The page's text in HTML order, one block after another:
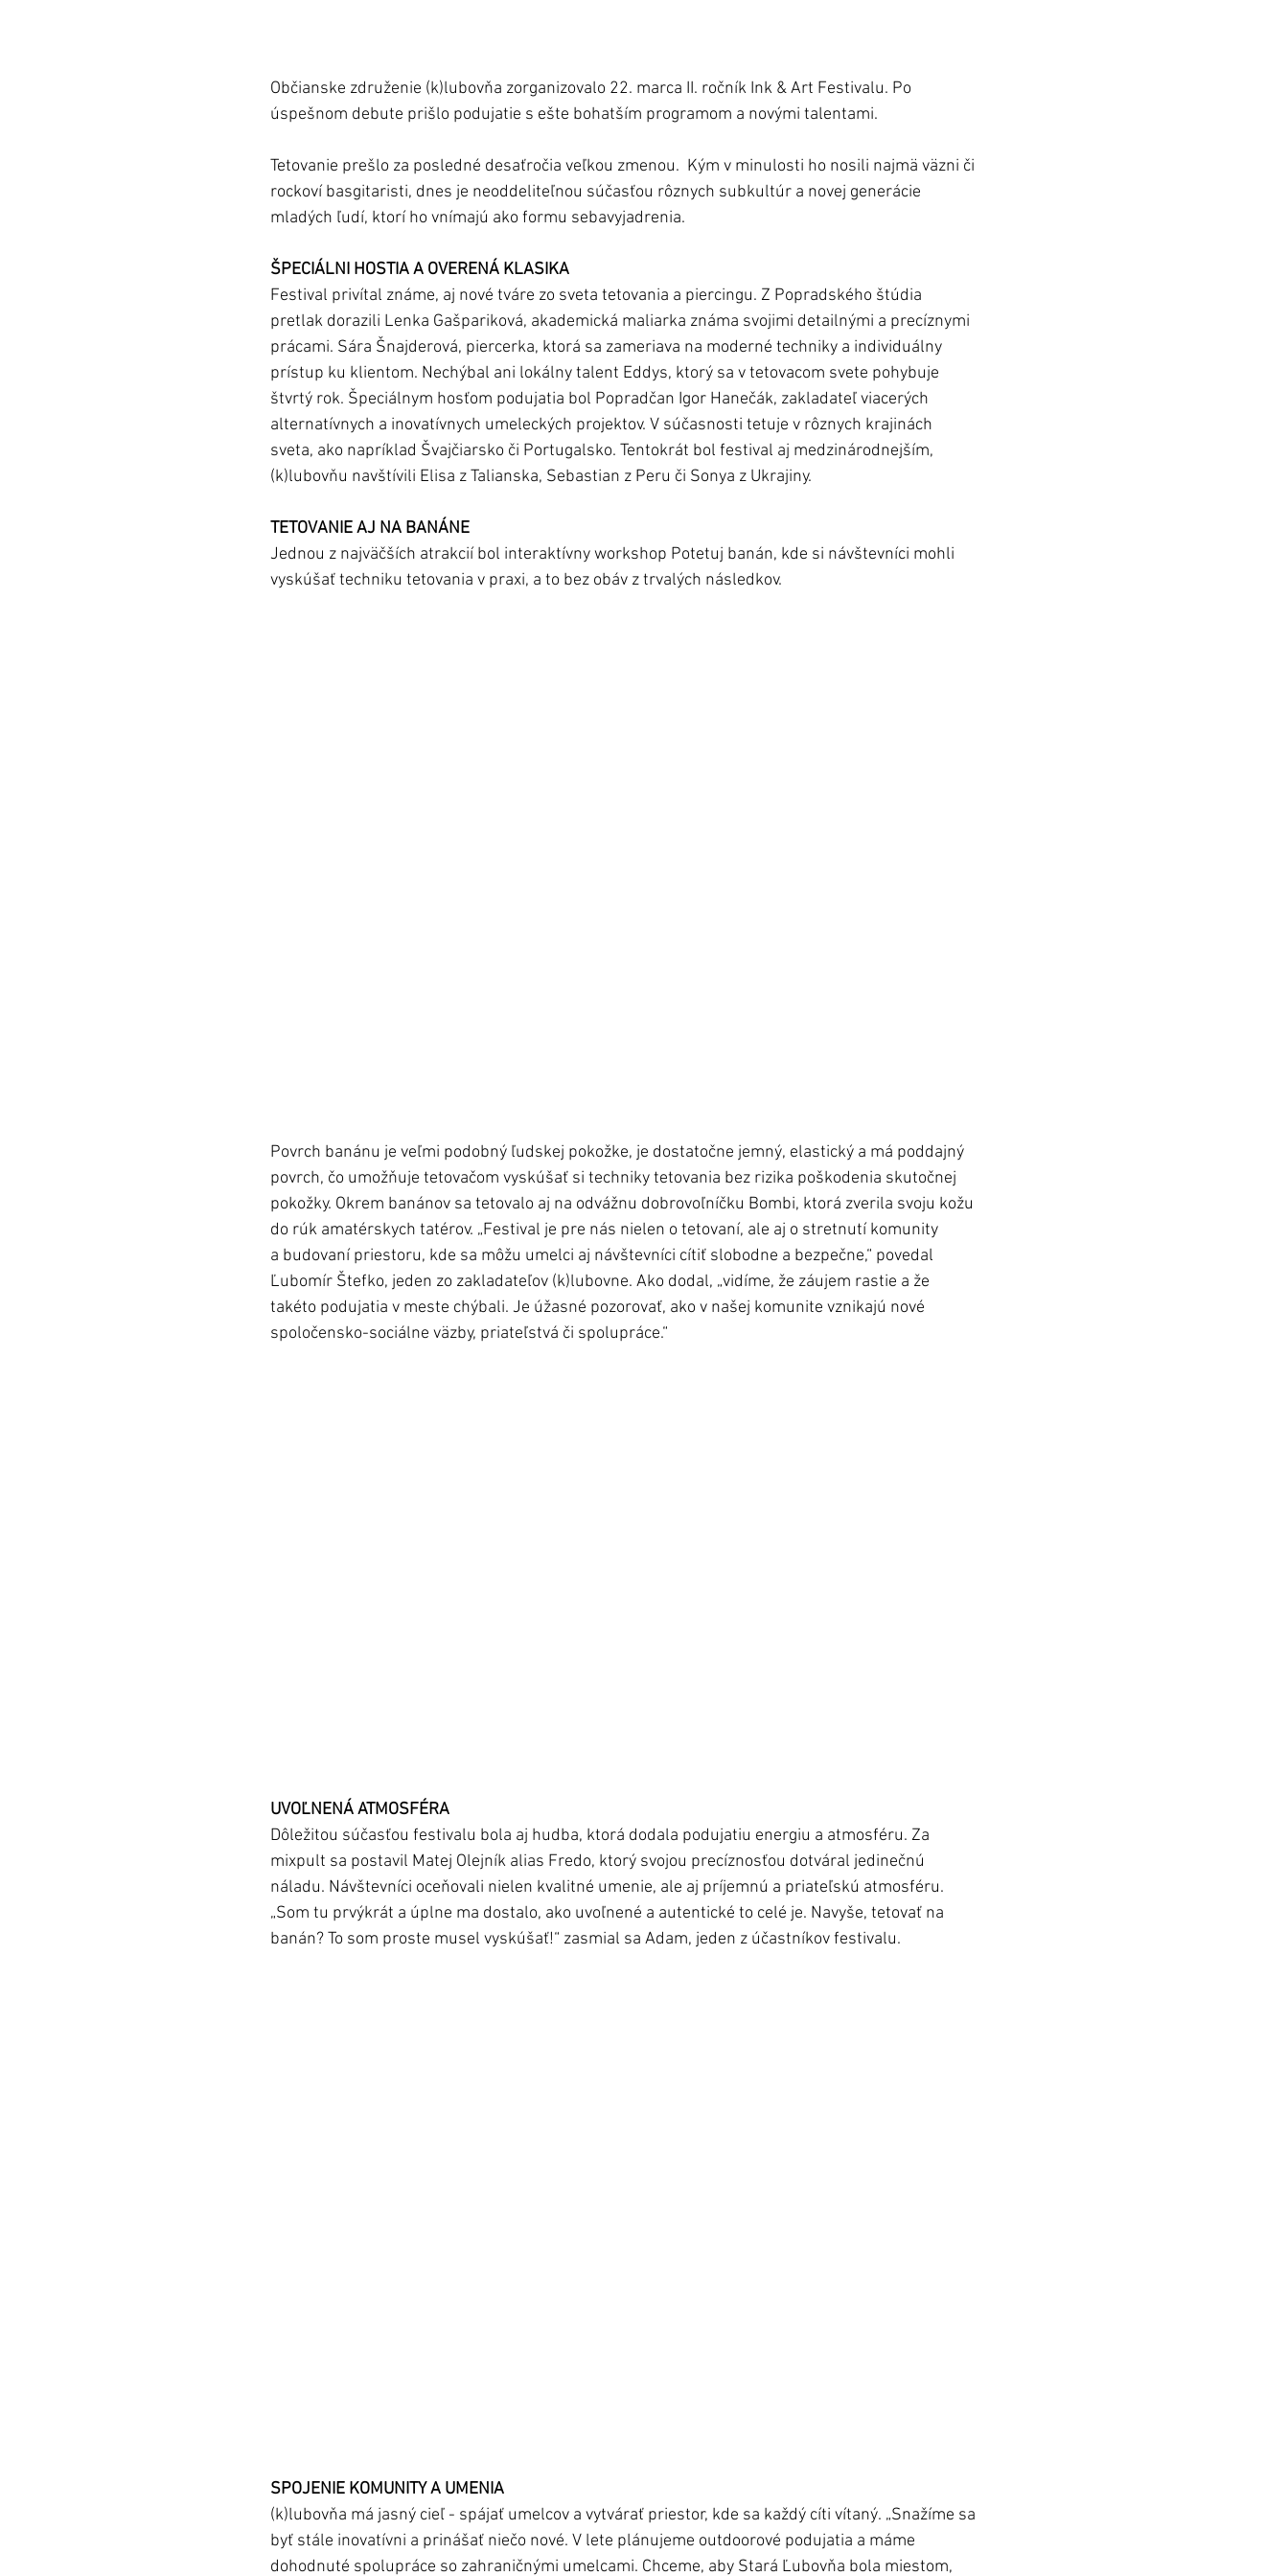
Občianske združenie (k)lubovňa zorganizovalo 22. marca II. ročník Ink & Art Festivalu. Po
úspešnom debute prišlo podujatie s ešte bohatším programom a novými talentami.
Tetovanie prešlo za posledné desaťročia veľkou zmenou.  Kým v minulosti ho nosili najmä väzni či
rockoví basgitaristi, dnes je neoddeliteľnou súčasťou rôznych subkultúr a novej generácie
mladých ľudí, ktorí ho vnímajú ako formu sebavyjadrenia.
ŠPECIÁLNI HOSTIA A OVERENÁ KLASIKA
Festival privítal známe, aj nové tváre zo sveta tetovania a piercingu. Z Popradského štúdia
pretlak dorazili Lenka Gašpariková, akademická maliarka známa svojimi detailnými a precíznymi
prácami. Sára Šnajderová, piercerka, ktorá sa zameriava na moderné techniky a individuálny
prístup ku klientom. Nechýbal ani lokálny talent Eddys, ktorý sa v tetovacom svete pohybuje
štvrtý rok. Špeciálnym hosťom podujatia bol Popradčan Igor Hanečák, zakladateľ viacerých
alternatívnych a inovatívnych umeleckých projektov. V súčasnosti tetuje v rôznych krajinách
sveta, ako napríklad Švajčiarsko či Portugalsko. Tentokrát bol festival aj medzinárodnejším,
(k)lubovňu navštívili Elisa z Talianska, Sebastian z Peru či Sonya z Ukrajiny.
TETOVANIE AJ NA BANÁNE
Jednou z najväčších atrakcií bol interaktívny workshop Potetuj banán, kde si návštevníci mohli
vyskúšať techniku tetovania v praxi, a to bez obáv z trvalých následkov.
Povrch banánu je veľmi podobný ľudskej pokožke, je dostatočne jemný, elastický a má poddajný
povrch, čo umožňuje tetovačom vyskúšať si techniky tetovania bez rizika poškodenia skutočnej
pokožky. Okrem banánov sa tetovalo aj na odvážnu dobrovoľníčku Bombi, ktorá zverila svoju kožu
do rúk amatérskych tatérov. „Festival je pre nás nielen o tetovaní, ale aj o stretnutí komunity
a budovaní priestoru, kde sa môžu umelci aj návštevníci cítiť slobodne a bezpečne,“ povedal
Ľubomír Štefko, jeden zo zakladateľov (k)lubovne. Ako dodal, „vidíme, že záujem rastie a že
takéto podujatia v meste chýbali. Je úžasné pozorovať, ako v našej komunite vznikajú nové
spoločensko-sociálne väzby, priateľstvá či spolupráce.“
UVOĽNENÁ ATMOSFÉRA
Dôležitou súčasťou festivalu bola aj hudba, ktorá dodala podujatiu energiu a atmosféru. Za
mixpult sa postavil Matej Olejník alias Fredo, ktorý svojou precíznosťou dotváral jedinečnú
náladu. Návštevníci oceňovali nielen kvalitné umenie, ale aj príjemnú a priateľskú atmosféru.
„Som tu prvýkrát a úplne ma dostalo, ako uvoľnené a autentické to celé je. Navyše, tetovať na
banán? To som proste musel vyskúšať!“ zasmial sa Adam, jeden z účastníkov festivalu.
SPOJENIE KOMUNITY A UMENIA
(k)lubovňa má jasný cieľ - spájať umelcov a vytvárať priestor, kde sa každý cíti vítaný. „Snažíme sa
byť stále inovatívni a prinášať niečo nové. V lete plánujeme outdoorové podujatia a máme
dohodnuté spolupráce so zahraničnými umelcami. Chceme, aby Stará Ľubovňa bola miestom,